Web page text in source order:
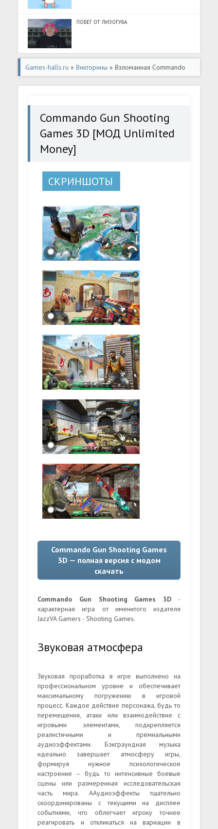
ПОБЕГ ОТ ЛИЗОГУБА
Games-halls.ru »Викторины » Взломанная Commando
Gun Shooting Games 3D [МОД Unlimited Money] -
Commando Gun Shooting
Games 3D [МОД Unlimited
Money]
СКРИНШОТЫ
Commando Gun Shooting Games
3D — полная версия с модом
скачать
Commando Gun Shooting Games 3D-
характерная игра от именитого издателя
JazzVA Gamers - Shooting Games.
Звуковая атмосфера
Звуковая проработка в игре выполнено на
профессиональном уровне и обеспечивает
максимальному погружению в игровой
процесс. Каждое действие персонажа, будь то
перемещения, атаки или взаимодействие с
игровыми элементами, подкрепляется
реалистичными и премиальными
аудиоэффектами. Бэкграундная музыка
идеально завершает атмосферу игры,
формируя нужное психологическое
настроение – будь то интенсивные боевые
сцены или размеренная исследовательская
часть мира. ААудиоэффекты тщательно
скоординированы с текущими на дисплее
событиями, что облегчает игроку точнее
реагировать и откликаться на вариации в